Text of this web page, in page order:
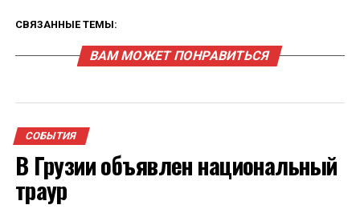
СВЯЗАННЫЕ ТЕМЫ:
ВАМ МОЖЕТ ПОНРАВИТЬСЯ
СОБЫТИЯ
В Грузии объявлен национальный
траур